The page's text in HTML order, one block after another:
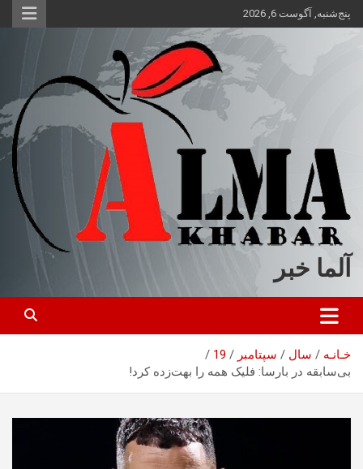
محتوا
پنج‌شنبه, آگوست 6, 2026
آلما خبر
خـانـه سال سپتامبر
19
بی‌سابقه در بارسا: فلیک همه را بهت‌زده کرد!